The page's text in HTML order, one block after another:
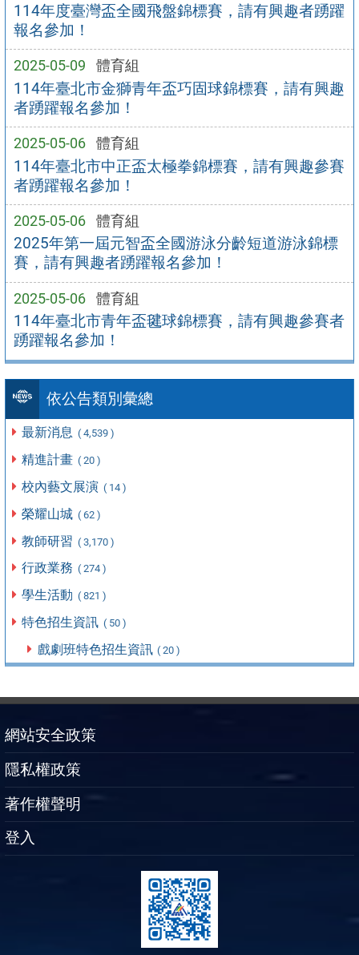
114年度臺灣盃全國飛盤錦標賽，請有興趣者踴躍
報名參加！
2025-05-09 體育組
114年臺北市金獅青年盃巧固球錦標賽，請有興趣
者踴躍報名參加！
2025-05-06 體育組
114年臺北市中正盃太極拳錦標賽，請有興趣參賽
者踴躍報名參加！
2025-05-06 體育組
2025年第一屆元智盃全國游泳分齡短道游泳錦標
賽，請有興趣者踴躍報名參加！
2025-05-06 體育組
114年臺北市青年盃毽球錦標賽，請有興趣參賽者
踴躍報名參加！
依公告類別彙總
最新消息 ( 4,539 )
精進計畫 ( 20 )
校內藝文展演 ( 14 )
榮耀山城 ( 62 )
教師研習 ( 3,170 )
行政業務 ( 274 )
學生活動 ( 821 )
特色招生資訊 ( 50 )
戲劇班特色招生資訊 ( 20 )
網站安全政策
隱私權政策
著作權聲明
登入